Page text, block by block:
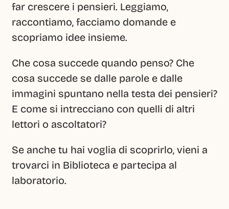
far crescere i pensieri. Leggiamo,
raccontiamo, facciamo domande e
scopriamo idee insieme.
Che cosa succede quando penso? Che
cosa succede se dalle parole e dalle
immagini spuntano nella testa dei pensieri?
E come si intrecciano con quelli di altri
lettori o ascoltatori?
Se anche tu hai voglia di scoprirlo, vieni a
trovarci in Biblioteca e partecipa al
laboratorio.